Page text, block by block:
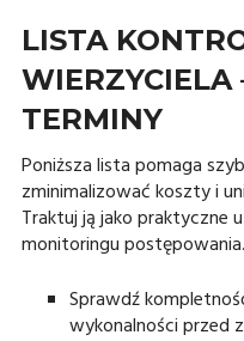
LISTA
TERMINY
Poniższa lista pomaga
zminimalizować koszty i
Traktuj ją jako praktyczne
monitoringu postępowania.
Sprawdź
wykonalności przed